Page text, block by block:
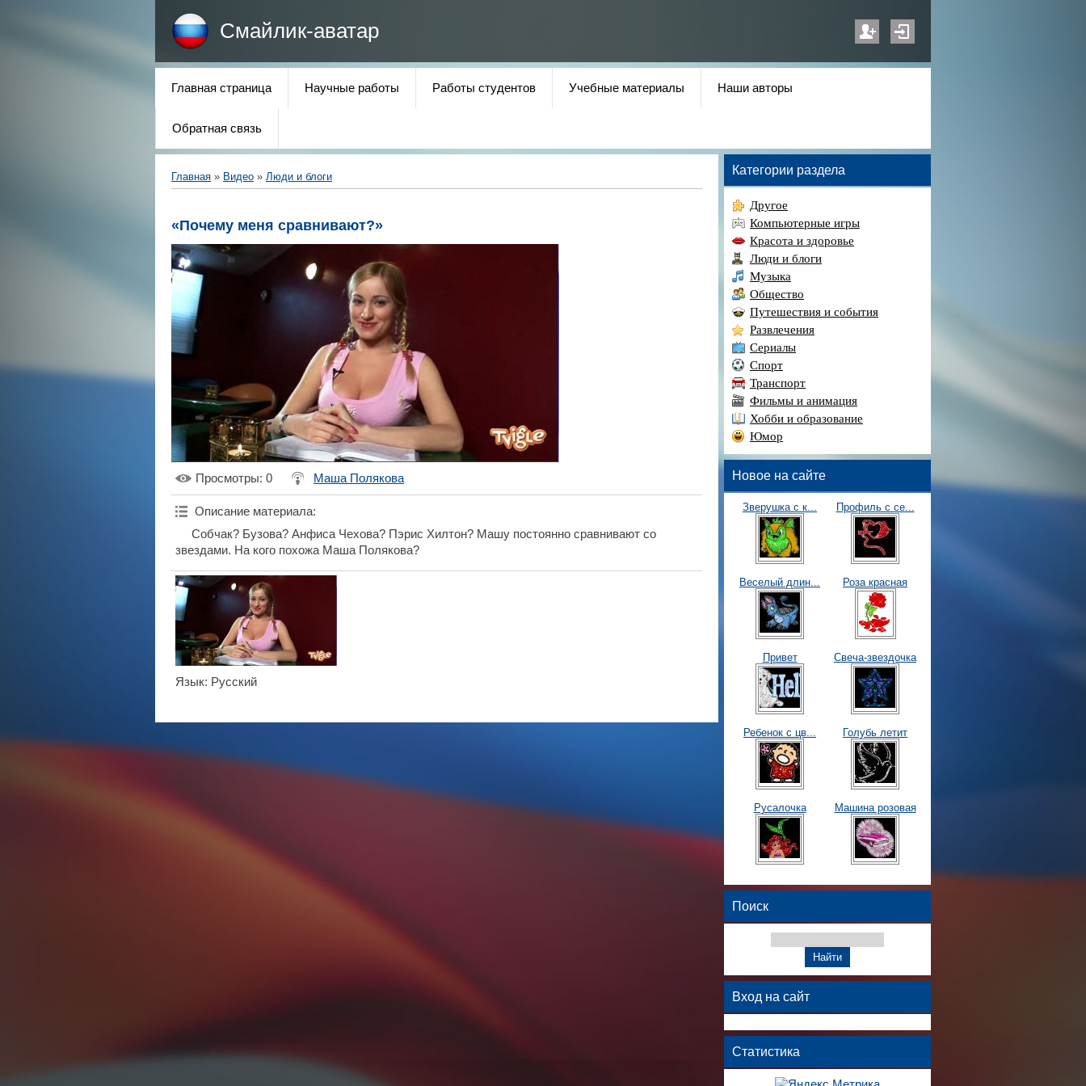
Смайлик-аватар
Главная страница Научные работы Работы студентов Учебные материалы Наши авторы
Обратная связь
Главная » Видео » Люди и блоги
«Почему меня сравнивают?»
Просмотры: 0 Маша Полякова
Описание материала:
Собчак? Бузова? Анфиса Чехова? Пэрис Хилтон? Машу постоянно сравнивают со
звездами. На кого похожа Маша Полякова?
Язык: Русский
Категории раздела
Другое
Компьютерные игры
Красота и здоровье
Люди и блоги
Музыка
Общество
Путешествия и события
Развлечения
Сериалы
Спорт
Транспорт
Фильмы и анимация
Хобби и образование
Юмор
Новое на сайте
Зверушка с к... Профиль с се...
Веселый длин... Роза красная
Привет Свеча-звездочка
Ребенок с цв... Голубь летит
Русалочка Машина розовая
Поиск
Вход на сайт
Статистика